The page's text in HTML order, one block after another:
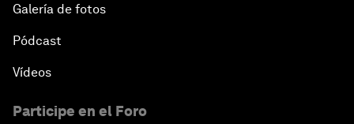
Galería de fotos
Pódcast
Vídeos
Participe en el Foro